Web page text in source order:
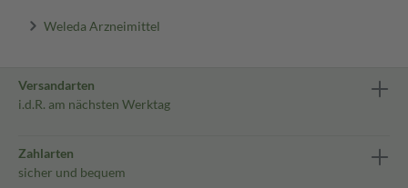
Weleda Arzneimittel
Versandarten
i.d.R. am nächsten Werktag
Zahlarten
sicher und bequem